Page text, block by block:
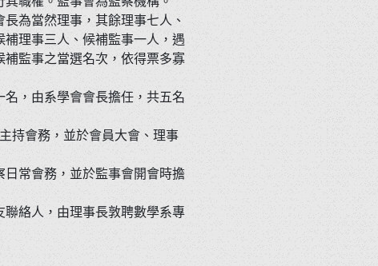
為當然理事，其餘理事七人、
理事三人、候補監事一人，遇
監事之當選名次，依得票多寡
，由系學會會長擔任，共五名
持會務，並於會員大會、理事
常會務，並於監事會開會時擔
絡人，由理事長敦聘數學系專